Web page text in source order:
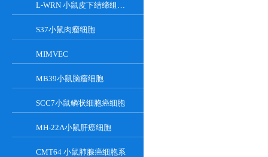
L-WRN 小鼠皮下结缔组织细胞系
S37小鼠肉瘤细胞
MIMVEC
MB39小鼠脑瘤细胞
SCC7小鼠鳞状细胞癌细胞
MH-22A小鼠肝癌细胞
CMT64 小鼠肺腺癌细胞系